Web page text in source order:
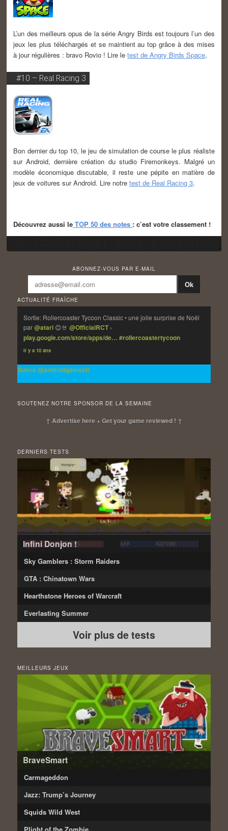
L’un des meilleurs opus de la série Angry Birds est toujours l’un des
jeux les plus téléchargés et se maintient au top grâce à des mises
à jour régulières : bravo Rovio ! Lire letest de Angry Birds Space.
#10 – Real Racing 3
Bon dernier du top 10, le jeu de simulation de course le plus réaliste
sur Android, dernière création du studio Firemonkeys. Malgré un
modèle économique discutable, il reste une pépite en matière de
jeux de voitures sur Android. Lire notretest de Real Racing 3.
Découvrez aussi le TOP 50 des notes : c’est votre classement !
ABONNEZ-VOUS PAR E-MAIL
ACTUALITÉ FRAÎCHE
Sortie: Rollercoaster Tycoon Classic • une jolie surprise de Noël
par@atari 😊🤘@OfficialRCT ›
play.google.com/store/apps/de… #rollercoastertycoon
Il y a 10 ans
Suivre @androidgamesfr
SOUTENEZ NOTRE SPONSOR DE LA SEMAINE
↑ Advertise here + Get your game reviewed ! ↑
DERNIERS TESTS
Infini Donjon !
Sky Gamblers : Storm Raiders
GTA : Chinatown Wars
Hearthstone Heroes of Warcraft
Everlasting Summer
Voir plus de tests
MEILLEURS JEUX
BraveSmart
Carmageddon
Jazz: Trump’s Journey
Squids Wild West